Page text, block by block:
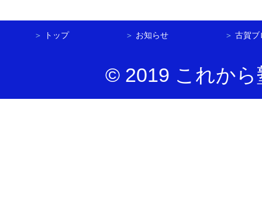
＞ トップ ＞ お知らせ ＞ 古賀ブ
©️ 2019 これから